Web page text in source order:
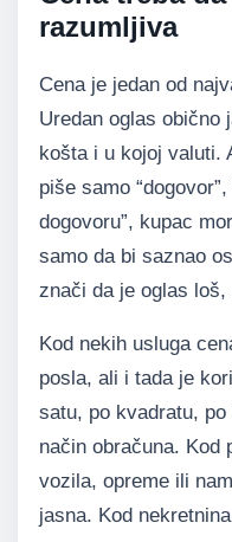
razumljiva
Cena je jedan od
Uredan oglas obično
košta i u kojoj valuti.
piše samo
dogovoru”, kupac
samo da bi saznao
znači da je oglas
Kod nekih usluga
posla, ali i tada je
satu, po kvadratu,
način obračuna. Kod
vozila, opreme ili
jasna. Kod